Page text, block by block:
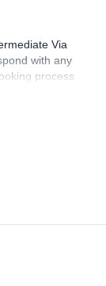
Via
with any
process
all went